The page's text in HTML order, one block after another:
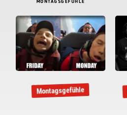
MONTAGSGEFÜHLE
Montagsgefühle